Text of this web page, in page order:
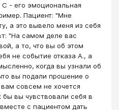
- его эмоциональная
Пациент: "Мне
а это вывело меня из себя
"На самом деле вас
а то, что вы об этом
не событие отказа А., а
когда вы узнали об
вы подали прошение о
совсем не хочется
бы вы чувствовали себя в
с пациентом дать